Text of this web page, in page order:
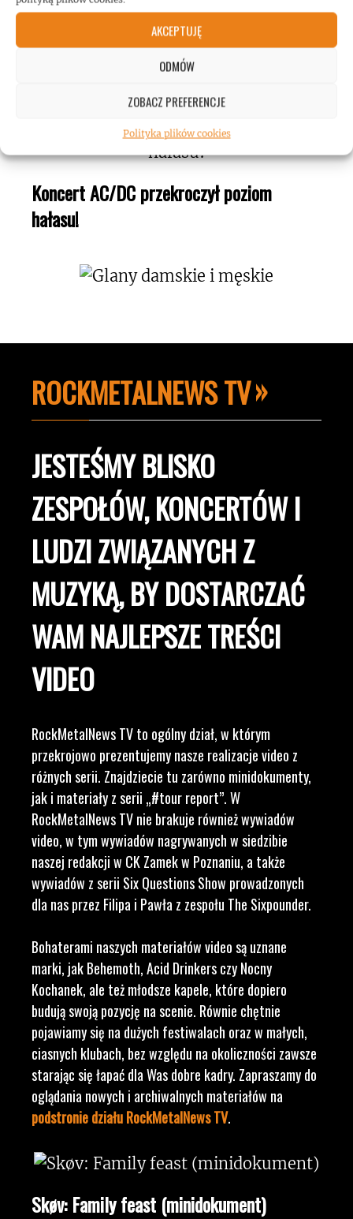
AKCEPTUJĘ
ODMÓW
ZOBACZ PREFERENCJE
Polityka plików cookies
Kerry King o swojej pasji do maszyn
Koncert AC/DC przekroczył poziom
hałasu!
ROCKMETALNEWS TV
JESTEŚMY BLISKO
ZESPOŁÓW, KONCERTÓW I
LUDZI ZWIĄZANYCH Z
MUZYKĄ, BY DOSTARCZAĆ
WAM NAJLEPSZE TREŚCI
VIDEO
RockMetalNews TV to ogólny dział, w którym
przekrojowo prezentujemy nasze realizacje video z
różnych serii. Znajdziecie tu zarówno minidokumenty,
jak i materiały z serii „#tour report”. W
RockMetalNews TV nie brakuje również wywiadów
video, w tym wywiadów nagrywanych w siedzibie
naszej redakcji w CK Zamek w Poznaniu, a także
wywiadów z serii Six Questions Show prowadzonych
dla nas przez Filipa i Pawła z zespołu The Sixpounder.
Bohaterami naszych materiałów video są uznane
marki, jak Behemoth, Acid Drinkers czy Nocny
Kochanek, ale też młodsze kapele, które dopiero
budują swoją pozycję na scenie. Równie chętnie
pojawiamy się na dużych festiwalach oraz w małych,
ciasnych klubach, bez względu na okoliczności zawsze
starając się łapać dla Was dobre kadry. Zapraszamy do
oglądania nowych i archiwalnych materiałów na
podstronie działu RockMetalNews TV.
Skøv: Family feast (minidokument)